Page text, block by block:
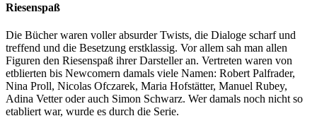
Riesenspaß
Die Bücher waren voller absurder Twists, die Dialoge scharf und
treffend und die Besetzung erstklassig. Vor allem sah man allen
Figuren den Riesenspaß ihrer Darsteller an. Vertreten waren von
etblierten bis Newcomern damals viele Namen: Robert Palfrader,
Nina Proll, Nicolas Ofczarek, Maria Hofstätter, Manuel Rubey,
Adina Vetter oder auch Simon Schwarz. Wer damals noch nicht so
etabliert war, wurde es durch die Serie.